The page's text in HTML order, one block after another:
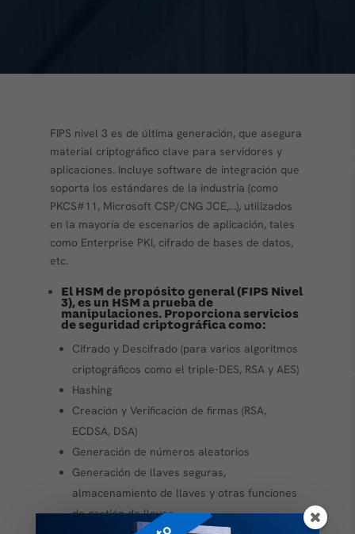
FIPS nivel 3 es de última generación, que asegura
material criptográfico clave para servidores y
aplicaciones. Incluye software de integración que
soporta los estándares de la industria (como
PKCS#11, Microsoft CSP/CNG JCE,…), utilizados
en la mayoría de escenarios de aplicación, tales
como Enterprise PKI, cifrado de bases de datos,
etc.
El HSM de propósito general (FIPS Nivel
3), es un HSM a prueba de
manipulaciones. Proporciona servicios
de seguridad criptográfica como:
Cifrado y Descifrado (para varios algoritmos
criptográficos como el triple-DES, RSA y AES)
Hashing
Creación y Verificación de firmas (RSA,
ECDSA, DSA)
Generación de números aleatorios
Generación de llaves seguras,
almacenamiento de llaves y otras funciones
de gestión de llaves